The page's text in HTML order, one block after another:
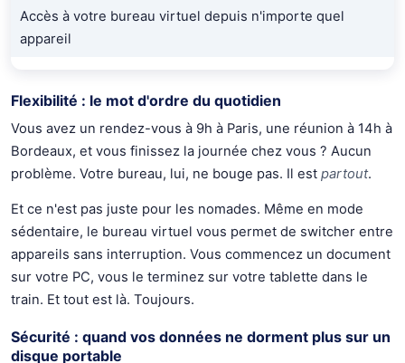
Accès à votre bureau virtuel depuis n'importe quel
appareil
Flexibilité : le mot d'ordre du quotidien
Vous avez un rendez-vous à 9h à Paris, une réunion à 14h à
Bordeaux, et vous finissez la journée chez vous ? Aucun
problème. Votre bureau, lui, ne bouge pas. Il est partout.
Et ce n'est pas juste pour les nomades. Même en mode
sédentaire, le bureau virtuel vous permet de switcher entre
appareils sans interruption. Vous commencez un document
sur votre PC, vous le terminez sur votre tablette dans le
train. Et tout est là. Toujours.
Sécurité : quand vos données ne dorment plus sur un
disque portable